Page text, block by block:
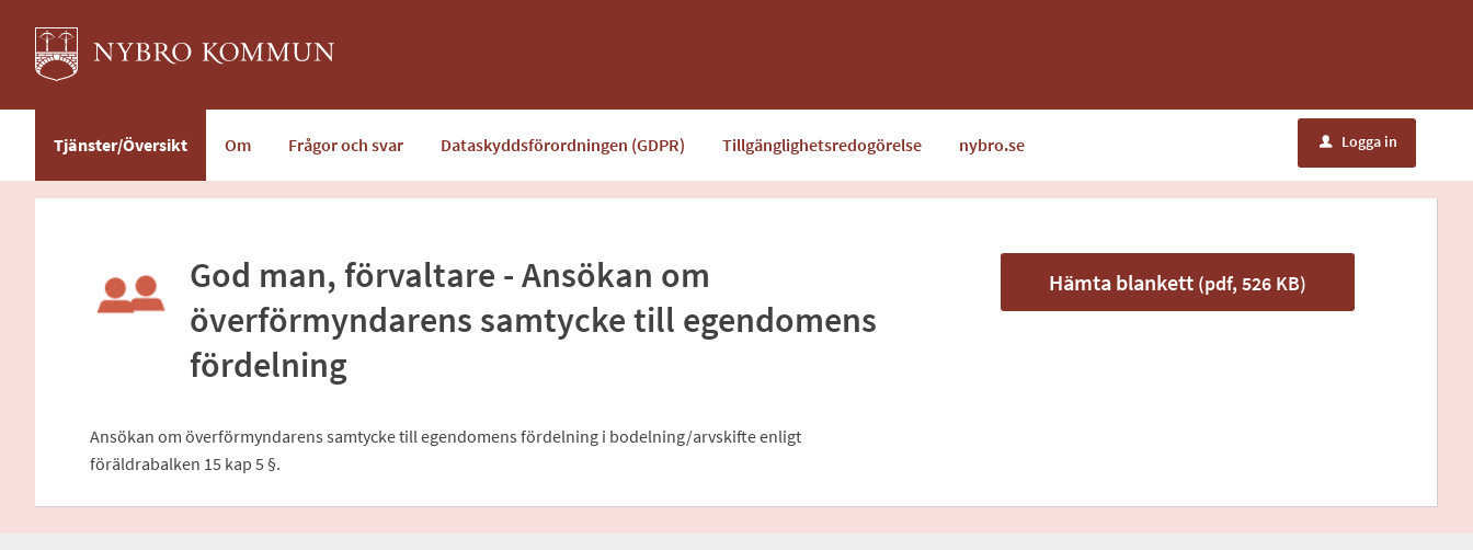
tjänster
kommun
Tjänster/Översikt Om Frågor och svar Dataskyddsförordningen (GDPR) Tillgänglighetsredogörelse nybro.se u Logga in
God man, förvaltare - Ansökan om
överförmyndarens samtycke till egendomens
fördelning
Ansökan om överförmyndarens samtycke till egendomens fördelning i bodelning/arvskifte enligt
föräldrabalken 15 kap 5 §.
Hämta blankett (pdf, 526 KB)